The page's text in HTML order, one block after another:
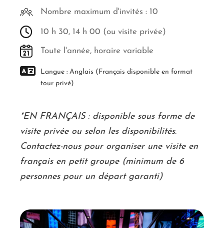
Nombre maximum d'invités : 10
10 h 30, 14 h 00 (ou visite privée)
Toute l'année, horaire variable
Langue : Anglais (Français disponible en format
tour privé)
*EN FRANÇAIS : disponible sous forme de
visite privée ou selon les disponibilités.
Contactez-nous pour organiser une visite en
français en petit groupe (minimum de 6
personnes pour un départ garanti)